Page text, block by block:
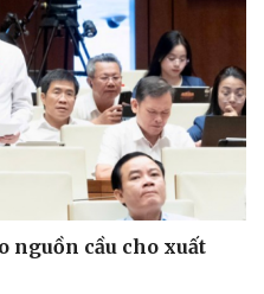
nguồn cầu cho xuất